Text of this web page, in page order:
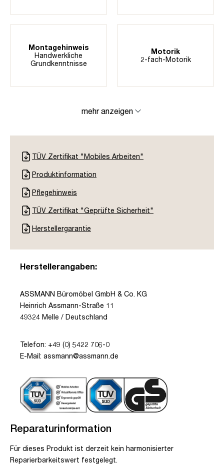
Montagehinweis
Handwerkliche
Grundkenntnisse
Motorik
2-fach-Motorik
mehr anzeigen
TÜV Zertifikat "Mobiles Arbeiten"
Produktinformation
Pflegehinweis
TÜV Zertifikat "Geprüfte Sicherheit"
Herstellergarantie
Herstellerangaben:
ASSMANN Büromöbel GmbH & Co. KG
Heinrich Assmann-Straße 11
49324 Melle / Deutschland
Telefon: +49 (0) 5422 706-0
E-Mail: assmann@assmann.de
Reparaturinformation
Für dieses Produkt ist derzeit kein harmonisierter
Reparierbarkeitswert festgelegt.